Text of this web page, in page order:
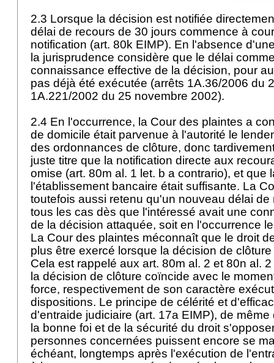
2.3 Lorsque la décision est notifiée
délai de recours de 30 jours commence à
notification (art. 80k EIMP). En l'absence
la jurisprudence considère que le délai
connaissance effective de la décision, pour
pas déjà été exécutée (arrêts 1A.36/2006 du
1A.221/2002 du 25 novembre 2002).
2.4 En l'occurrence, la Cour des plaintes a
de domicile était parvenue à l'autorité le
des ordonnances de clôture, donc
juste titre que la notification directe aux
omise (art. 80m al. 1 let. b a contrario), et que
l'établissement bancaire était suffisante. La
toutefois aussi retenu qu'un nouveau délai de
tous les cas dès que l'intéressé avait une
de la décision attaquée, soit en l'occurrence
La Cour des plaintes méconnaît que le droit
plus être exercé lorsque la décision de
Cela est rappelé aux art. 80m al. 2 et 80n al.
la décision de clôture coïncide avec le
force, respectivement de son caractère
dispositions. Le principe de célérité et
d'entraide judiciaire (art. 17a EIMP), de même
la bonne foi et de la sécurité du droit
personnes concernées puissent encore se
échéant, longtemps après l'exécution de